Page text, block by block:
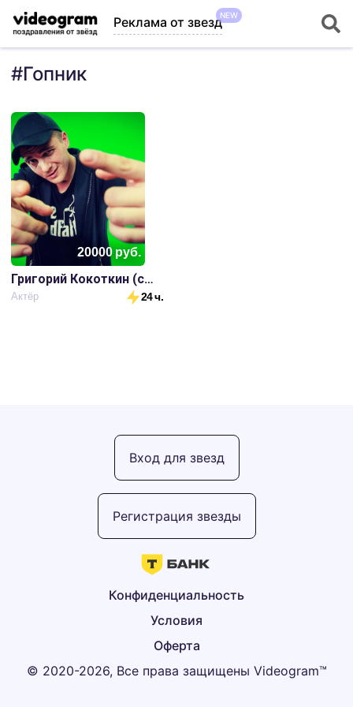
Реклама от звездNEW
#Гопник
20000руб.
Григорий Кокоткин (сериал Универ)
Актёр 24 ч.
© 2020-2026, Все права защищены Videogram™
Оферта
Условия
Конфиденциальность
Регистрация звезды
Вход для звезд